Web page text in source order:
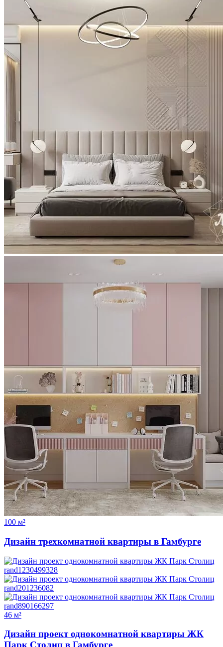
100 м²
Дизайн трехкомнатной квартиры в Гамбурге
46 м²
Дизайн проект однокомнатной квартиры ЖК